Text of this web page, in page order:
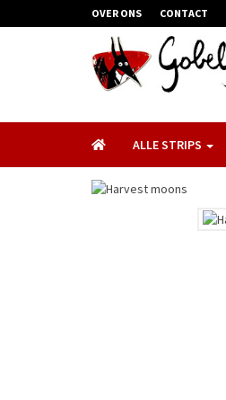
OVER ONS CONTACT
ALLE STRIPS